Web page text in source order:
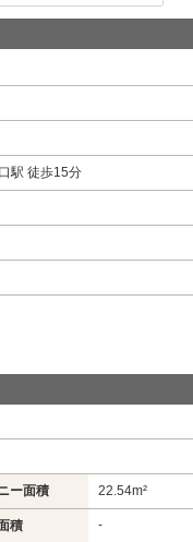
駅 徒歩15分
ー面積 22.54m²
積 -